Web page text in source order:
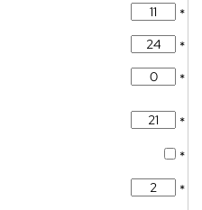
*
*
*
*
*
*